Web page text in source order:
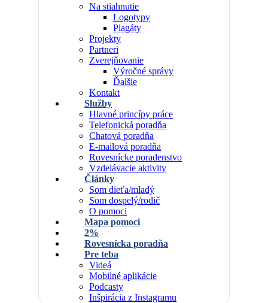
Na stiahnutie
Logotypy
Plagáty
Projekty
Partneri
Zverejňovanie
Výročné správy
Ďalšie
Kontakt
Služby
Hlavné princípy práce
Telefonická poradňa
Chatová poradňa
E-mailová poradňa
Rovesnícke poradenstvo
Vzdelávacie aktivity
Články
Som dieťa/mladý
Som dospelý/rodič
O pomoci
Mapa pomoci
2%
Rovesnícka poradňa
Pre teba
Videá
Mobilné aplikácie
Podcasty
Inšpirácia z Instagramu